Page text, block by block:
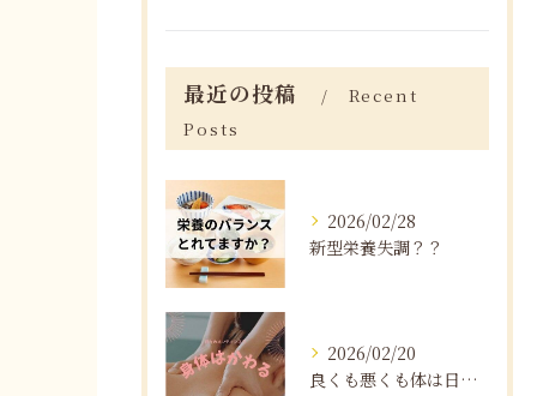
最近の投稿
Recent
Posts
2026/02/28
新型栄養失調？？
2026/02/20
良くも悪くも体は日々変化する